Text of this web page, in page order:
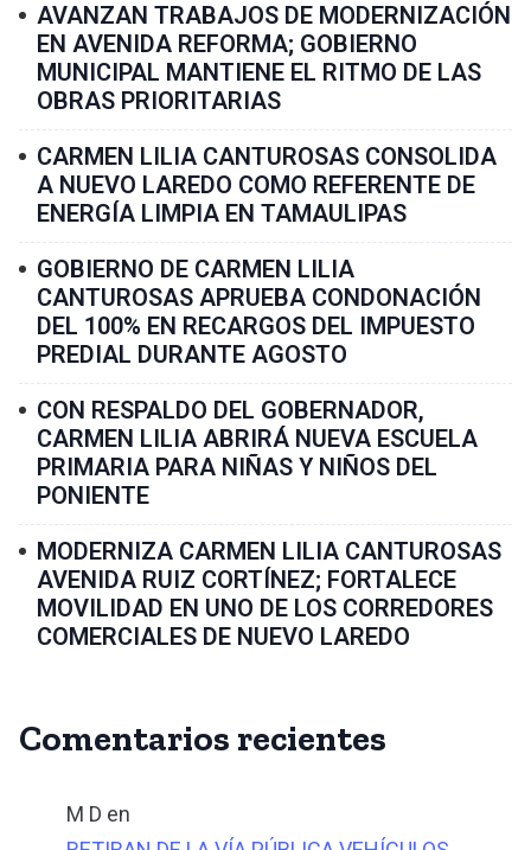
AVANZAN TRABAJOS DE MODERNIZACIÓN
EN AVENIDA REFORMA; GOBIERNO
MUNICIPAL MANTIENE EL RITMO DE LAS
OBRAS PRIORITARIAS
CARMEN LILIA CANTUROSAS CONSOLIDA
A NUEVO LAREDO COMO REFERENTE DE
ENERGÍA LIMPIA EN TAMAULIPAS
GOBIERNO DE CARMEN LILIA
CANTUROSAS APRUEBA CONDONACIÓN
DEL 100% EN RECARGOS DEL IMPUESTO
PREDIAL DURANTE AGOSTO
CON RESPALDO DEL GOBERNADOR,
CARMEN LILIA ABRIRÁ NUEVA ESCUELA
PRIMARIA PARA NIÑAS Y NIÑOS DEL
PONIENTE
MODERNIZA CARMEN LILIA CANTUROSAS
AVENIDA RUIZ CORTÍNEZ; FORTALECE
MOVILIDAD EN UNO DE LOS CORREDORES
COMERCIALES DE NUEVO LAREDO
Comentarios recientes
M D en